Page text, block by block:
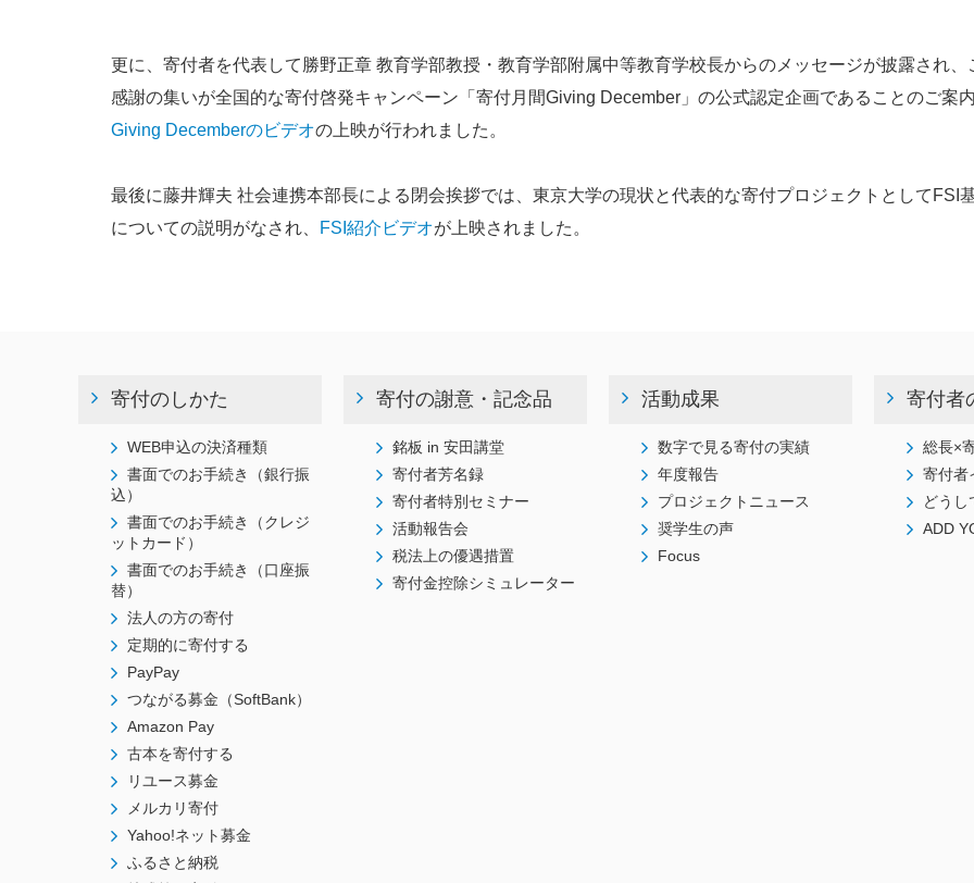
更に、寄付者を代表して勝野正章 教育学部教授・教育学部附属中等教育学校長からのメッセージが披露され、
感謝の集いが全国的な寄付啓発キャンペーン「寄付月間Giving December」の公式認定企画であることのご案
Giving Decemberのビデオの上映が行われました。
最後に藤井輝夫 社会連携本部長による閉会挨拶では、東京大学の現状と代表的な寄付プロジェクトとしてFSI
についての説明がなされ、
FSI紹介ビデオが上映されました。
寄付のしかた
WEB申込の決済種類
書面でのお手続き（銀行振
込）
書面でのお手続き（クレジ
ットカード）
書面でのお手続き（口座振
替）
法人の方の寄付
定期的に寄付する
PayPay
つながる募金（SoftBank）
Amazon Pay
古本を寄付する
リユース募金
メルカリ寄付
Yahoo!ネット募金
ふるさと納税
寄付の謝意・記念品
銘板 in 安田講堂
寄付者芳名録
寄付者特別セミナー
活動報告会
税法上の優遇措置
寄付金控除シミュレーター
活動成果
数字で見る寄付の実績
年度報告
プロジェクトニュース
奨学生の声
Focus
寄付者
総長×
寄付者
どうし
ADD